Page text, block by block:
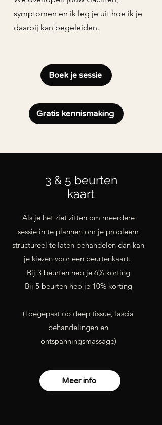
symptomen en ik leg je uit hoe ik je
daarbij kan begeleiden.
Boek je sessie
Gratis kennismaking
3 & 5 beurten
kaart
Als je het ziet zitten om meerdere
sessie in te plannen om je probleem
structureel te laten behandelen dan kan
je kiezen voor een beurtenkaart.
Bij 3 beurten heb je 6% korting
Bij 5 beurten heb je 10% korting
(Toegepast op deep tissue, fascia
behandelingen en
ontspanningsmassage)
Meer info